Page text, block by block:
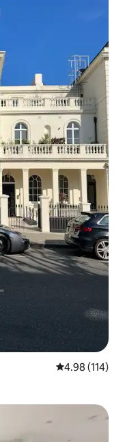
Calificación
4.98 (114)